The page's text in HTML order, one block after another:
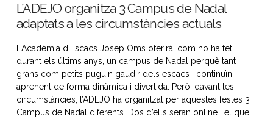
L’ADEJO organitza 3 Campus de Nadal
adaptats a les circumstàncies actuals
L’Acadèmia d’Escacs Josep Oms oferirà, com ho ha fet
durant els últims anys, un campus de Nadal perquè tant
grans com petits puguin gaudir dels escacs i continuïn
aprenent de forma dinàmica i divertida. Però, davant les
circumstàncies, l’ADEJO ha organitzat per aquestes festes 3
Campus de Nadal diferents. Dos d’ells seran online i el que